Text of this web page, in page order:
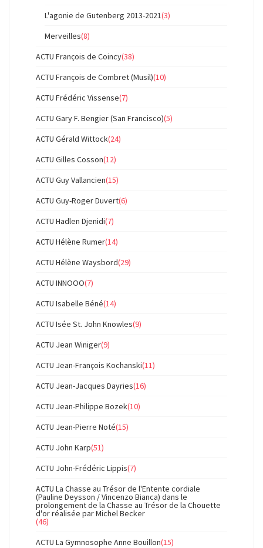
L'agonie de Gutenberg 2013-2021(3)
Merveilles(8)
ACTU François de Coincy(38)
ACTU François de Combret (Musil)(10)
ACTU Frédéric Vissense(7)
ACTU Gary F. Bengier (San Francisco)(5)
ACTU Gérald Wittock(24)
ACTU Gilles Cosson(12)
ACTU Guy Vallancien(15)
ACTU Guy-Roger Duvert(6)
ACTU Hadlen Djenidi(7)
ACTU Hélène Rumer(14)
ACTU Hélène Waysbord(29)
ACTU INNOOO(7)
ACTU Isabelle Béné(14)
ACTU Isée St. John Knowles(9)
ACTU Jean Winiger(9)
ACTU Jean-François Kochanski(11)
ACTU Jean-Jacques Dayries(16)
ACTU Jean-Philippe Bozek(10)
ACTU Jean-Pierre Noté(15)
ACTU John Karp(51)
ACTU John-Frédéric Lippis(7)
ACTU La Chasse au Trésor de l'Entente cordiale
(Pauline Deysson / Vincenzo Bianca) dans le
prolongement de la Chasse au Trésor de la Chouette
d'or réalisée par Michel Becker
(46)
ACTU La Gymnosophe Anne Bouillon(15)